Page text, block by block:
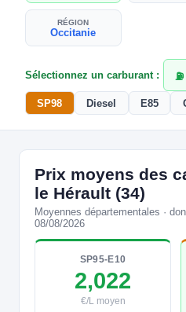
RÉGION
Occitanie
Sélectionnez un carburant :
SP98 Diesel E85
Prix moyens des
le Hérault (34)
Moyennes départementales ·
08/08/2026
SP95-E10
2,022
€/L moyen